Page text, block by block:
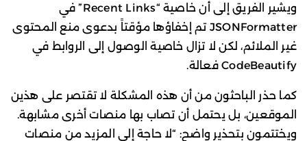
ويشير الفريق إلى أن خاصية “Recent Links” في
JSONFormatter تم إخفاؤها مؤقتاً بدعوى منع المحتوى
غير الملائم، لكن لا تزال خاصية الوصول إلى الروابط في
CodeBeautify فعالة.
كما حذر الباحثون من أن هذه المشكلة لا تقتصر على هذين
الموقعين، بل يحتمل أن تصاب بها منصات أخرى مشابهة.
ويختتمون بتحذير واضح: “لا حاجة إلى المزيد من منصات